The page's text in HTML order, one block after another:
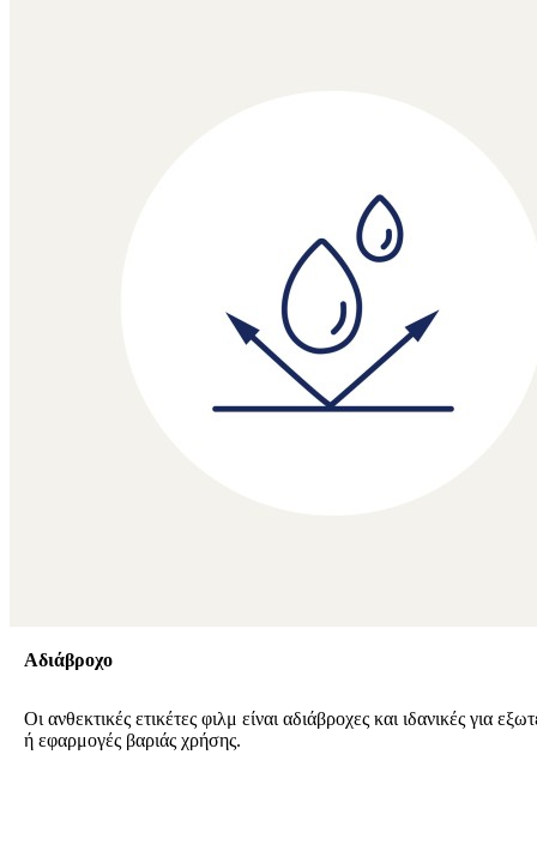
Αδιάβροχο
Οι ανθεκτικές ετικέτες φιλμ είναι αδιάβροχες και ιδανικές για
ή εφαρμογές βαριάς χρήσης.